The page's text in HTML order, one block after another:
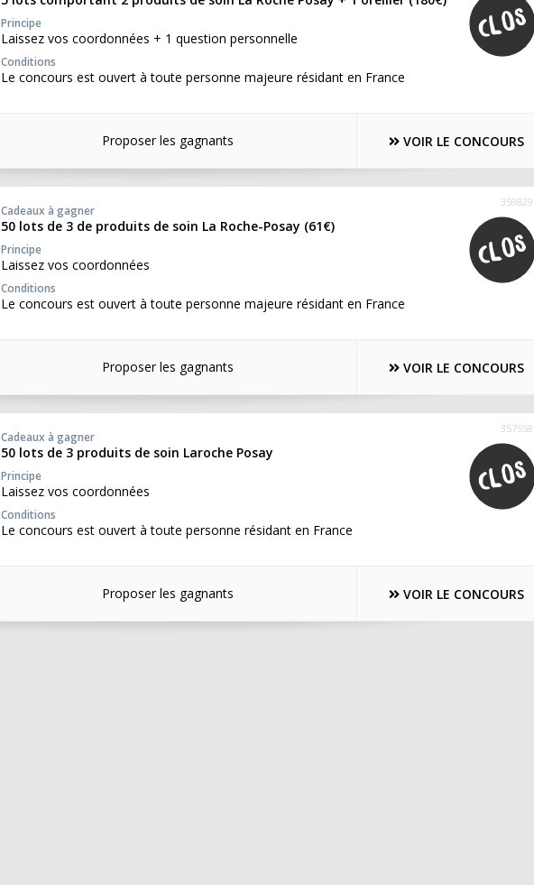
Principe
Laissez vos coordonnées + 1 question personnelle
Conditions
Le concours est ouvert à toute personne majeure résidant en France
Proposer les gagnants VOIR LE CONCOURS
359829
Cadeaux à gagner
50 lots de 3 de produits de soin La Roche-Posay (61€)
Principe
Laissez vos coordonnées
Conditions
Le concours est ouvert à toute personne majeure résidant en France
Proposer les gagnants VOIR LE CONCOURS
357558
Cadeaux à gagner
50 lots de 3 produits de soin Laroche Posay
Principe
Laissez vos coordonnées
Conditions
Le concours est ouvert à toute personne résidant en France
Proposer les gagnants VOIR LE CONCOURS